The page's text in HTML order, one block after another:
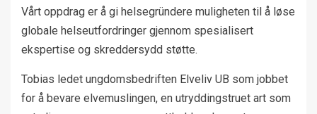
Vårt oppdrag er å gi helsegründere muligheten til å løse
globale helseutfordringer gjennom spesialisert
ekspertise og skreddersydd støtte.
Tobias ledet ungdomsbedriften Elveliv UB som jobbet
for å bevare elvemuslingen, en utryddingstruet art som